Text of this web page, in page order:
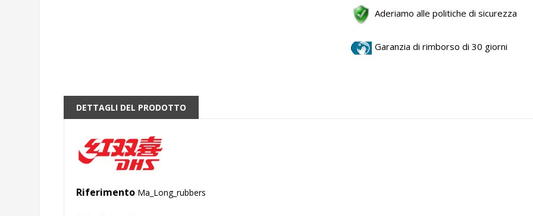
Aderiamo alle politiche di sicurezza
Garanzia di rimborso di 30 giorni
DETTAGLI DEL PRODOTTO
Riferimento Ma_Long_rubbers